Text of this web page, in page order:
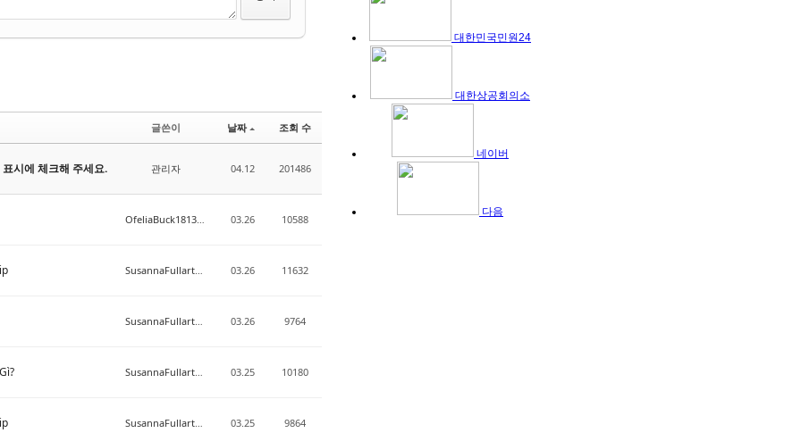
글쓴이 날짜 조회 수
시에 체크해 주세요. 관리자 04.12 201486
OfeliaBuck18136471 03.26 10588
SusannaFullarton 03.26 11632
SusannaFullarton 03.26 9764
SusannaFullarton 03.25 10180
SusannaFullarton 03.25 9864
대한민국민원24
대한상공회의소
네이버
다음